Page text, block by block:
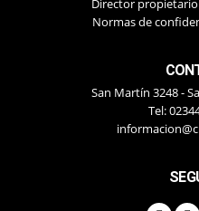
Director
Normas de
San Martín 3248 -
Tel: